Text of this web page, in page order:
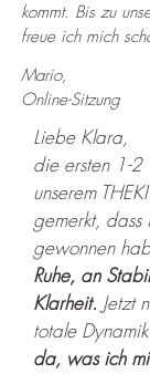
kommt. Bis zu
freue ich mich
Mario,
Online-Sitzung
Liebe Klara,
die ersten 1-2
unserem
gemerkt, dass
gewonnen
Ruhe, an
Klarheit. Jetzt
totale
da, was ich